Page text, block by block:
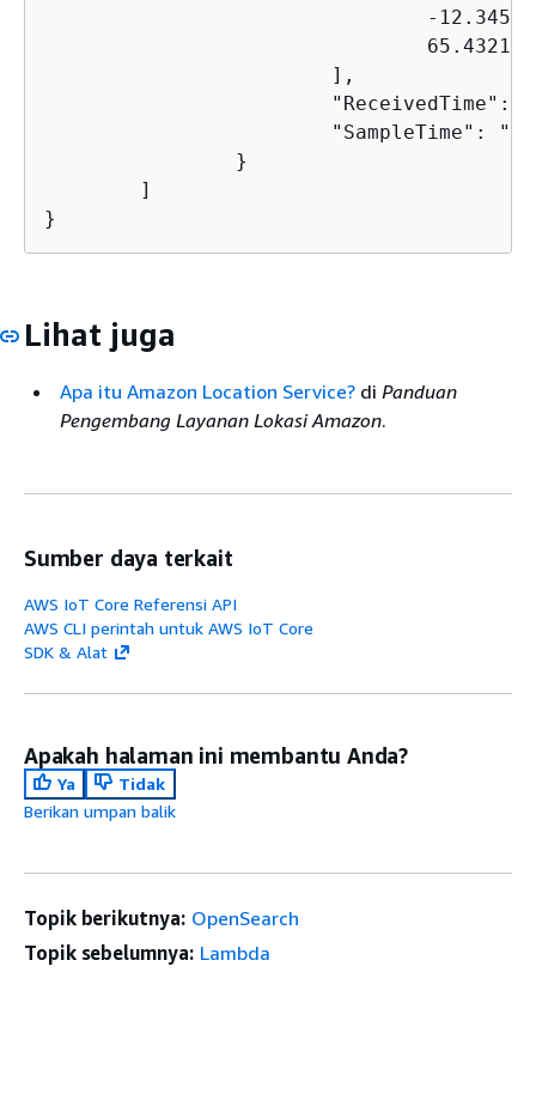
}
Lihat juga
Apa itu Amazon Location Service? di Panduan
Pengembang Layanan Lokasi Amazon.
Sumber daya terkait
AWS IoT Core Referensi API
AWS CLI perintah untuk AWS IoT Core
SDK & Alat
Apakah halaman ini membantu Anda?
Ya
Tidak
Berikan umpan balik
Topik berikutnya: OpenSearch
Topik sebelumnya: Lambda